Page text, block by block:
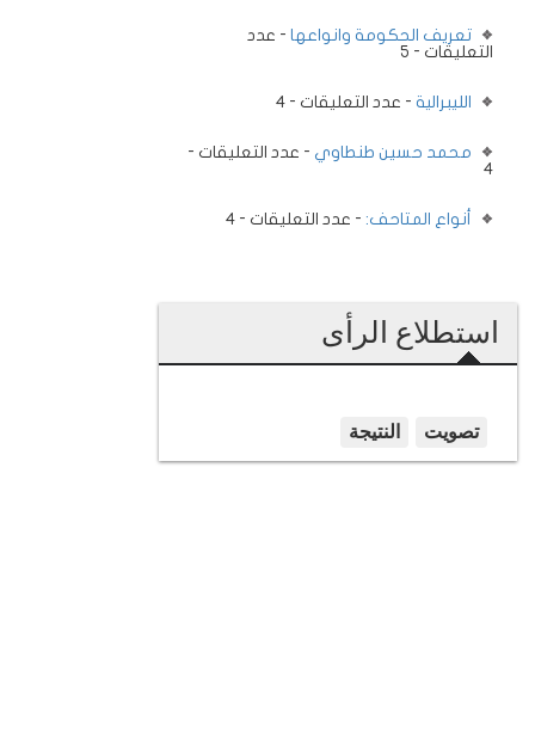
تعريف الحكومة وانواعها - عدد
التعليقات - 5
الليبرالية - عدد التعليقات - 4
محمد حسين طنطاوي - عدد التعليقات -
4
أنواع المتاحف: - عدد التعليقات - 4
استطلاع الرأى